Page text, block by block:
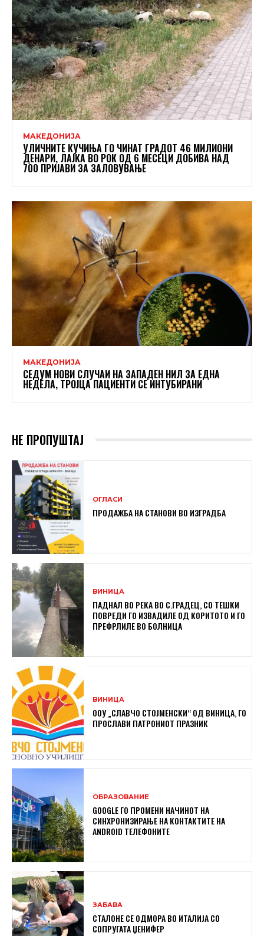
МАКЕДОНИЈА
УЛИЧНИТЕ КУЧИЊА ГО ЧИНАТ ГРАДОТ 46 МИЛИОНИ
ДЕНАРИ, ЛАЈКА ВО РОК ОД 6 МЕСЕЦИ ДОБИВА НАД
700 ПРИЈАВИ ЗА ЗАЛОВУВАЊЕ
МАКЕДОНИЈА
СЕДУМ НОВИ СЛУЧАИ НА ЗАПАДЕН НИЛ ЗА ЕДНА
НЕДЕЛА, ТРОЈЦА ПАЦИЕНТИ СЕ ИНТУБИРАНИ
НЕ ПРОПУШТАЈ
ОГЛАСИ
ПРОДАЖБА НА СТАНОВИ ВО ИЗГРАДБА
ВИНИЦА
ПАДНАЛ ВО РЕКА ВО С.ГРАДЕЦ, СО ТЕШКИ
ПОВРЕДИ ГО ИЗВАДИЛЕ ОД КОРИТОТО И ГО
ПРЕФРЛИЛЕ ВО БОЛНИЦА
ВИНИЦА
ООУ „СЛАВЧО СТОЈМЕНСКИ“ ОД ВИНИЦА, ГО
ПРОСЛАВИ ПАТРОНИОТ ПРАЗНИК
ОБРАЗОВАНИЕ
GOOGLE ГО ПРОМЕНИ НАЧИНОТ НА
СИНХРОНИЗИРАЊЕ НА КОНТАКТИТЕ НА
ANDROID ТЕЛЕФОНИТЕ
ЗАБАВА
СТАЛОНЕ СЕ ОДМОРА ВО ИТАЛИЈА СО
СОПРУГАТА ЏЕНИФЕР